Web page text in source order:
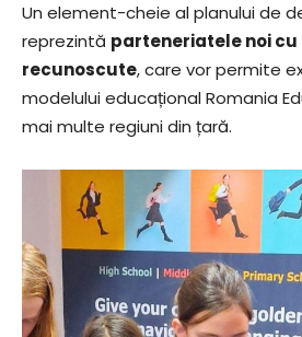
Un element-cheie al planului de
reprezintă parteneriatele noi
recunoscute, care vor permite
modelului educațional Romania
mai multe regiuni din țară.